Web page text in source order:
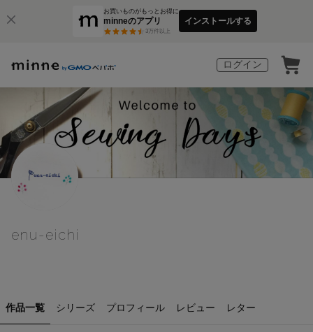
お買いものがもっとお得に
minneのアプリ
3万件以上
インストールする
ログイン
enu-eichi
作品一覧 シリーズ プロフィール レビュー レター